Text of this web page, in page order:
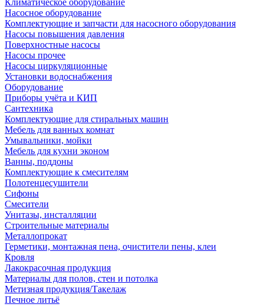
Климатическое оборудование
Насосное оборудование
Комплектующие и запчасти для насосного оборудования
Насосы повышения давления
Поверхностные насосы
Насосы прочее
Насосы циркуляционные
Установки водоснабжения
Оборудование
Приборы учёта и КИП
Сантехника
Комплектующие для стиральных машин
Мебель для ванных комнат
Умывальники, мойки
Мебель для кухни эконом
Ванны, поддоны
Комплектующие к смесителям
Полотенцесушители
Сифоны
Смесители
Унитазы, инсталляции
Строительные материалы
Металлопрокат
Герметики, монтажная пена, очистители пены, клеи
Кровля
Лакокрасочная продукция
Материалы для полов, стен и потолка
Метизная продукция/Такелаж
Печное литьё